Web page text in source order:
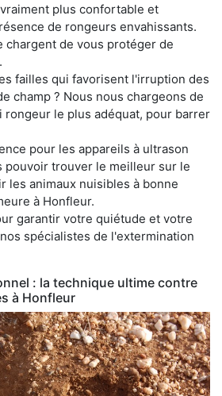
plus confortable et
de rongeurs envahissants.
chargent de vous protéger de
failles qui favorisent l'irruption des
champ ? Nous nous chargeons de
le plus adéquat, pour barrer
pour les appareils à ultrason
pouvoir trouver le meilleur sur le
les animaux nuisibles à bonne
à Honfleur.
garantir votre quiétude et votre
spécialistes de l'extermination
: la technique ultime contre
à Honfleur